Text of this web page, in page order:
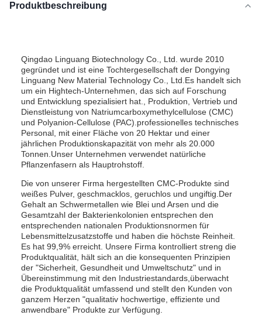
Produktbeschreibung
Qingdao Linguang Biotechnology Co., Ltd. wurde 2010
gegründet und ist eine Tochtergesellschaft der Dongying
Linguang New Material Technology Co., Ltd.Es handelt sich
um ein Hightech-Unternehmen, das sich auf Forschung
und Entwicklung spezialisiert hat., Produktion, Vertrieb und
Dienstleistung von Natriumcarboxymethylcellulose (CMC)
und Polyanion-Cellulose (PAC).professionelles technisches
Personal, mit einer Fläche von 20 Hektar und einer
jährlichen Produktionskapazität von mehr als 20.000
Tonnen.Unser Unternehmen verwendet natürliche
Pflanzenfasern als Hauptrohstoff.
Die von unserer Firma hergestellten CMC-Produkte sind
weißes Pulver, geschmacklos, geruchlos und ungiftig.Der
Gehalt an Schwermetallen wie Blei und Arsen und die
Gesamtzahl der Bakterienkolonien entsprechen den
entsprechenden nationalen Produktionsnormen für
Lebensmittelzusatzstoffe und haben die höchste Reinheit.
Es hat 99,9% erreicht. Unsere Firma kontrolliert streng die
Produktqualität, hält sich an die konsequenten Prinzipien
der "Sicherheit, Gesundheit und Umweltschutz" und in
Übereinstimmung mit den Industriestandards,überwacht
die Produktqualität umfassend und stellt den Kunden von
ganzem Herzen "qualitativ hochwertige, effiziente und
anwendbare" Produkte zur Verfügung.